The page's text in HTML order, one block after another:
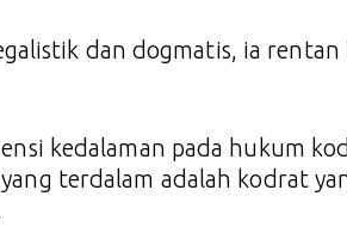
dan dogmatis, ia rentan
kedalaman pada hukum
terdalam adalah kodrat